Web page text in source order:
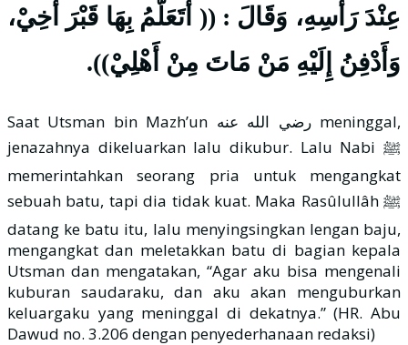
عِنْدَ رَأْسِهِ، وَقَالَ : (( أَتَعَلَّمُ بِهَا قَبْرَ أَخِيْ،
وَأَدْفِنُ إِلَيْهِ مَنْ مَاتَ مِنْ أَهْلِيْ)).
Saat Utsman bin Mazh’un رضي الله عنه meninggal,
jenazahnya dikeluarkan lalu dikubur. Lalu Nabi ﷺ
memerintahkan seorang pria untuk mengangkat
sebuah batu, tapi dia tidak kuat. Maka Rasûlullâh ﷺ
datang ke batu itu, lalu menyingsingkan lengan baju,
mengangkat dan meletakkan batu di bagian kepala
Utsman dan mengatakan, “Agar aku bisa mengenali
kuburan saudaraku, dan aku akan menguburkan
keluargaku yang meninggal di dekatnya.” (HR. Abu
Dawud no. 3.206 dengan penyederhanaan redaksi)